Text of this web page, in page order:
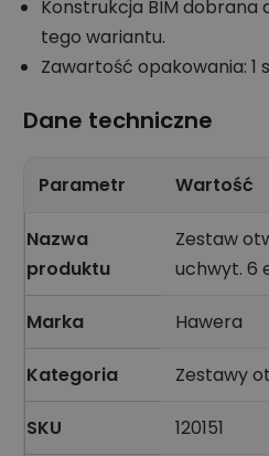
Konstrukcja BIM
tego wariantu.
Zawartość opakowania: 1
Dane techniczne
Parametr Wartość
Nazwa
produktu
Zestaw
uchwyt. 6
Marka Hawera
Kategoria Zestawy
SKU
120151